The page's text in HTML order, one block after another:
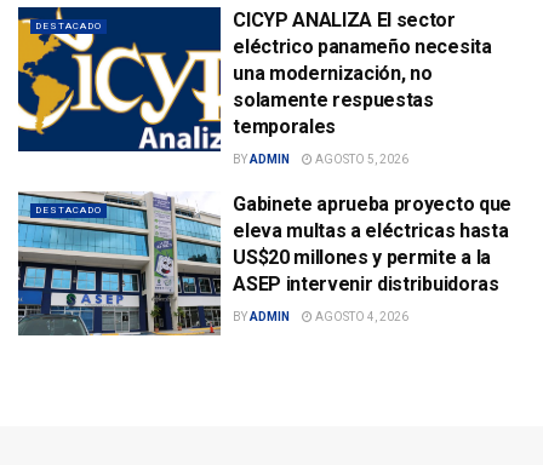
DESTACADO
CICYP ANALIZA El sector
eléctrico panameño necesita
una modernización, no
solamente respuestas
temporales
BYADMIN AGOSTO 5, 2026
DESTACADO
Gabinete aprueba proyecto que
eleva multas a eléctricas hasta
US$20 millones y permite a la
ASEP intervenir distribuidoras
BYADMIN AGOSTO 4, 2026